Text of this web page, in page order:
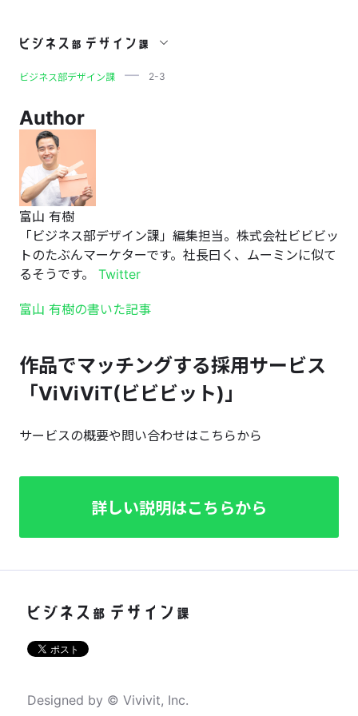
2-3
ビジネス部デザイン課 2-3
Author
富山 有樹
「ビジネス部デザイン課」編集担当。株式会社ビビビッ
トのたぶんマーケターです。社長曰く、ムーミンに似て
るそうです。 Twitter
富山 有樹の書いた記事
作品でマッチングする採用サービス
「ViViViT(ビビビット)」
サービスの概要や問い合わせはこちらから
詳しい説明はこちらから
Designed by © Vivivit, Inc.